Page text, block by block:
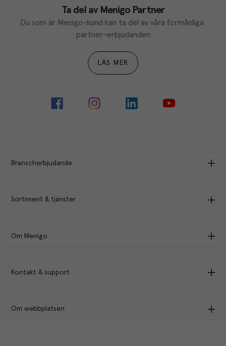
Ta del av Menigo Partner
Du som är Menigo-kund kan ta del av våra förmånliga
partner-erbjudanden
LÄS MER
Branscherbjudande
Sortiment & tjänster
Om Menigo
Kontakt & support
Om webbplatsen